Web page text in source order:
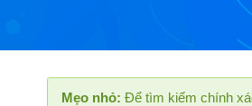
Mẹo nhỏ: Để tìm kiếm chính